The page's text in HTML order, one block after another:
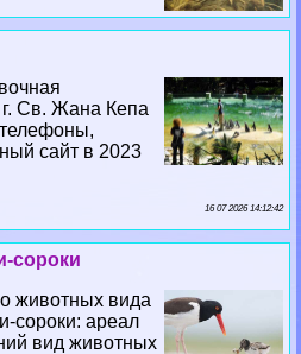
Св. Жана Кепа
сайт в 2023
16 07 2026 14:12:42
сороки
животных вида
сороки: ареал
вид животных